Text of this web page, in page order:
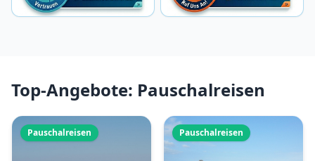
Top-Angebote: Pauschalreisen
Pauschalreisen Pauschalreisen